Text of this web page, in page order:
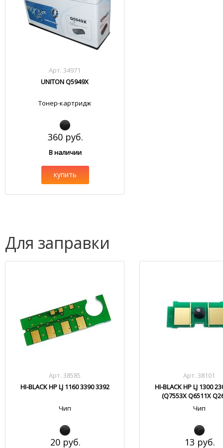
Арт. 34971
UNITON Q5949X
Тонер-картридж
360 руб.
В наличии
купить
Для заправки
Арт. 38585
HI-BLACK HP LJ 1160 3390 3392
Чип
20 руб.
Арт. 38101
HI-BLACK HP LJ 1300
(Q7553X Q6511X
Чип
13 руб.